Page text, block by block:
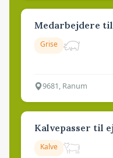
Medarbejdere
Grise
9681, Ranum
Kalvepasser til
Kalve